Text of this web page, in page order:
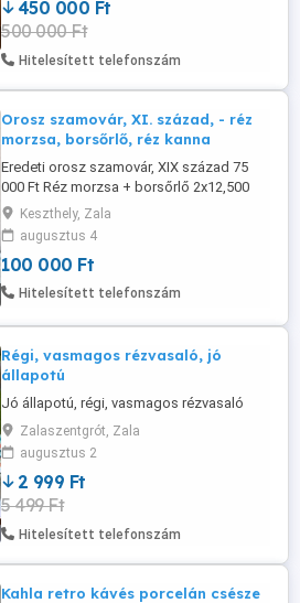
db süteményes tál, 1 db sószóró, 1 db
borsszóró, 1 db szószos tálaló edény, 1
db ovális kínálótál, ...
450 000 Ft
500 000 Ft
Hitelesített telefonszám
Orosz szamovár, XI. század, - réz
morzsa, borsőrlő, réz kanna
Eredeti orosz szamovár, XIX század 75
000 Ft Réz morzsa + borsőrlő 2x12,500
=25000 Ft Réz kanna nagyméretű 45 cm
magas 10000Ft. Együtt 100 000 Ft.
Keszthely, Zala
augusztus 4
100 000 Ft
Hitelesített telefonszám
Régi, vasmagos rézvasaló, jó
állapotú
Jó állapotú, régi, vasmagos rézvasaló
Zalaszentgrót, Zala
augusztus 2
2 999 Ft
5 499 Ft
Hitelesített telefonszám
Kahla retro kávés porcelán csésze